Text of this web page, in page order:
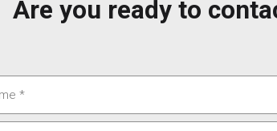
Are you ready to